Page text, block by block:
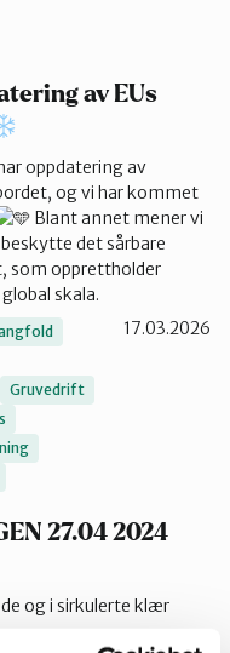
av EUs
oppdatering av
og vi har kommet
Blant annet mener vi
det sårbare
som opprettholder
skala.
Gruvedrift
17.03.2026
27.04 2024
og i sirkulerte klær